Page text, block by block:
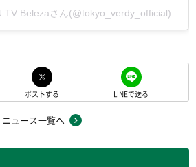
ポストする LINEで送る
ニュース一覧へ